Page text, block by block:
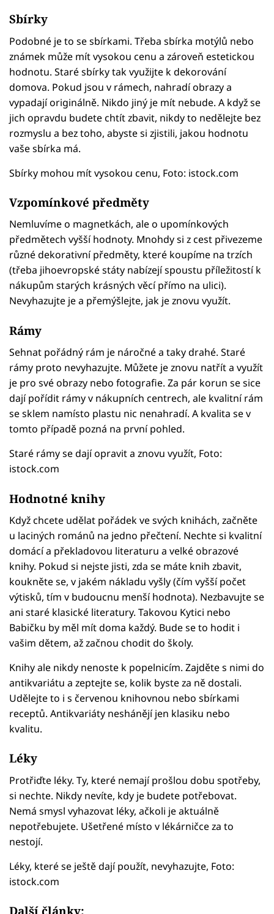
Sbírky
Podobné je to se sbírkami. Třeba sbírka motýlů nebo
známek může mít vysokou cenu a zároveň estetickou
hodnotu. Staré sbírky tak využijte k dekorování
domova. Pokud jsou v rámech, nahradí obrazy a
vypadají originálně. Nikdo jiný je mít nebude. A když se
jich opravdu budete chtít zbavit, nikdy to nedělejte bez
rozmyslu a bez toho, abyste si zjistili, jakou hodnotu
vaše sbírka má.
Sbírky mohou mít vysokou cenu, Foto: istock.com
Vzpomínkové předměty
Nemluvíme o magnetkách, ale o upomínkových
předmětech vyšší hodnoty. Mnohdy si z cest přivezeme
různé dekorativní předměty, které koupíme na trzích
(třeba jihoevropské státy nabízejí spoustu příležitostí k
nákupům starých krásných věcí přímo na ulici).
Nevyhazujte je a přemýšlejte, jak je znovu využít.
Rámy
Sehnat pořádný rám je náročné a taky drahé. Staré
rámy proto nevyhazujte. Můžete je znovu natřít a využít
je pro své obrazy nebo fotografie. Za pár korun se sice
dají pořídit rámy v nákupních centrech, ale kvalitní rám
se sklem namísto plastu nic nenahradí. A kvalita se v
tomto případě pozná na první pohled.
Staré rámy se dají opravit a znovu využít, Foto:
istock.com
Hodnotné knihy
Když chcete udělat pořádek ve svých knihách, začněte
u laciných románů na jedno přečtení. Nechte si kvalitní
domácí a překladovou literaturu a velké obrazové
knihy. Pokud si nejste jisti, zda se máte knih zbavit,
koukněte se, v jakém nákladu vyšly (čím vyšší počet
výtisků, tím v budoucnu menší hodnota). Nezbavujte se
ani staré klasické literatury. Takovou Kytici nebo
Babičku by měl mít doma každý. Bude se to hodit i
vašim dětem, až začnou chodit do školy.
Knihy ale nikdy nenoste k popelnicím. Zajděte s nimi do
antikvariátu a zeptejte se, kolik byste za ně dostali.
Udělejte to i s červenou knihovnou nebo sbírkami
receptů. Antikvariáty neshánějí jen klasiku nebo
kvalitu.
Léky
Protřiďte léky. Ty, které nemají prošlou dobu spotřeby,
si nechte. Nikdy nevíte, kdy je budete potřebovat.
Nemá smysl vyhazovat léky, ačkoli je aktuálně
nepotřebujete. Ušetřené místo v lékárničce za to
nestojí.
Léky, které se ještě dají použít, nevyhazujte, Foto:
istock.com
Další články: